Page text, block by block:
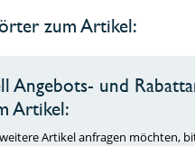
zum Artikel:
Angebots- und
Artikel:
weitere Artikel anfragen möchten,